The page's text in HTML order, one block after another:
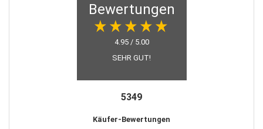
Bewertungen
4.95 / 5.00
SEHR GUT!
5349
Käufer-Bewertungen